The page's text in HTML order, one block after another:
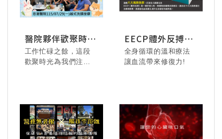
這些笑容、舉杯與交
流的畫面，不只是放
暖與支持的體現。
邀請您一起回顧這段
溫馨的相聚時光，感
互動，都是屬於公司
夥伴之間難得而真摯
的回憶。
美好瞬間，收藏屬於
我們的歡樂記憶！
醫院夥伴歡聚時刻
全紀錄
工作忙碌之餘，這段
歡聚時光為我們注入
無論是在笑聲中交流
情誼，或在美食中共
享片刻輕鬆，都是同
甘共苦路上珍貴的片
EECP體外反搏療
法
全身循環的溫和療法
讓血流帶來修復力!